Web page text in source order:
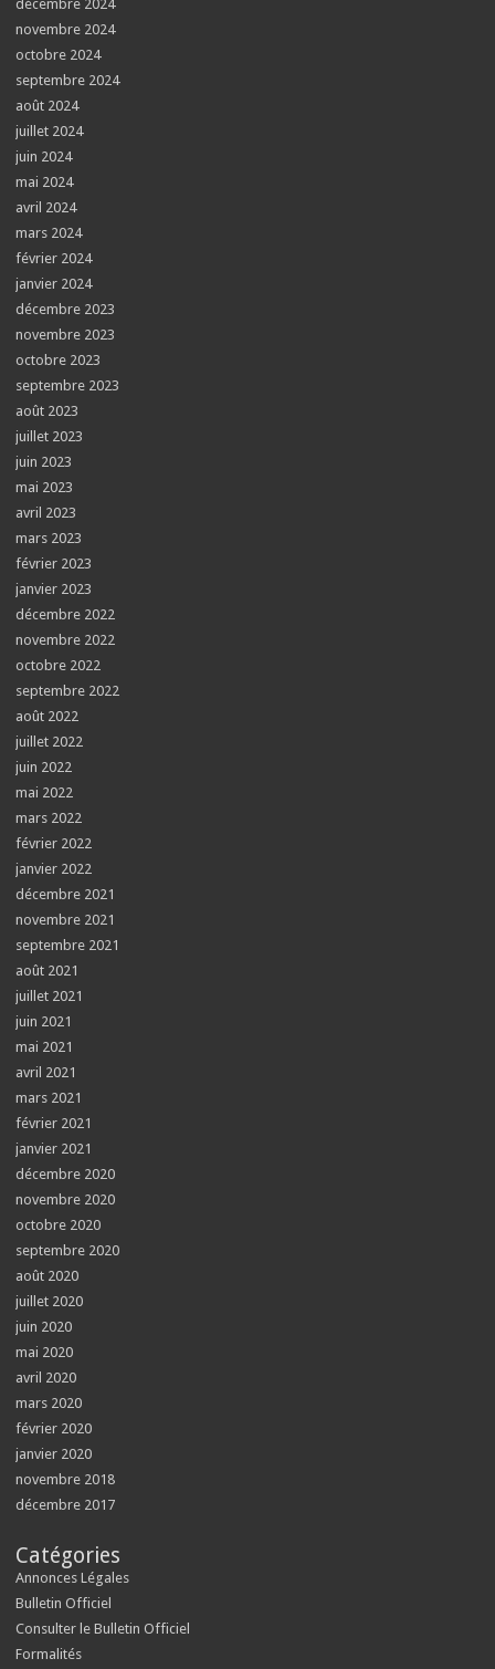
décembre 2024
novembre 2024
octobre 2024
septembre 2024
août 2024
juillet 2024
juin 2024
mai 2024
avril 2024
mars 2024
février 2024
janvier 2024
décembre 2023
novembre 2023
octobre 2023
septembre 2023
août 2023
juillet 2023
juin 2023
mai 2023
avril 2023
mars 2023
février 2023
janvier 2023
décembre 2022
novembre 2022
octobre 2022
septembre 2022
août 2022
juillet 2022
juin 2022
mai 2022
mars 2022
février 2022
janvier 2022
décembre 2021
novembre 2021
septembre 2021
août 2021
juillet 2021
juin 2021
mai 2021
avril 2021
mars 2021
février 2021
janvier 2021
décembre 2020
novembre 2020
octobre 2020
septembre 2020
août 2020
juillet 2020
juin 2020
mai 2020
avril 2020
mars 2020
février 2020
janvier 2020
novembre 2018
décembre 2017
Catégories
Annonces Légales
Bulletin Officiel
Consulter le Bulletin Officiel
Formalités